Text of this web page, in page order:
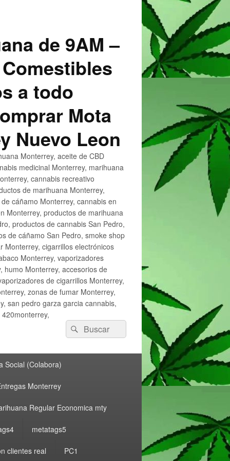
de 9AM –
a todo
Mota
Nuevo Leon
Monterrey, aceite de CBD
medicinal Monterrey, marihuana
cannabis recreativo
de marihuana Monterrey,
cáñamo Monterrey, cannabis en
Monterrey, productos de marihuana
productos de cannabis San Pedro,
de cáñamo San Pedro, smoke shop
Monterrey, cigarrillos electrónicos
Monterrey, vaporizadores
humo Monterrey, accesorios de
de cigarrillos Monterrey,
zonas de fumar Monterrey,
san pedro garza garcia cannabis,
Buscar
por:
Buscar
Social (Colabora)
Monterrey
Regular Economica mty
metatags5
clientes real PC1